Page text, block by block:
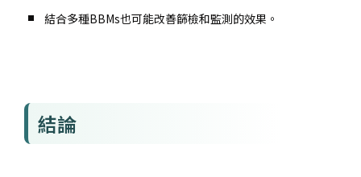
結合多種BBMs也可能改善篩檢和監測的效果。
結論